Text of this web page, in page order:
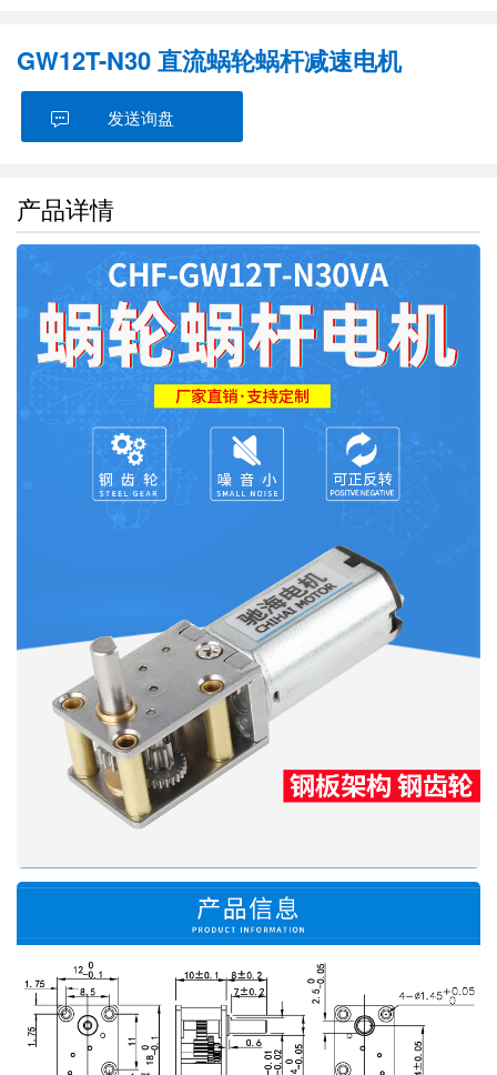
GW12T-N30 直流蜗轮蜗杆减速电机
发送询盘
产品详情